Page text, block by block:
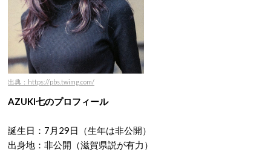
出典：https://pbs.twimg.com/
AZUKI七のプロフィール
誕生日：7月29日（生年は非公開）
出身地：非公開（滋賀県説が有力）